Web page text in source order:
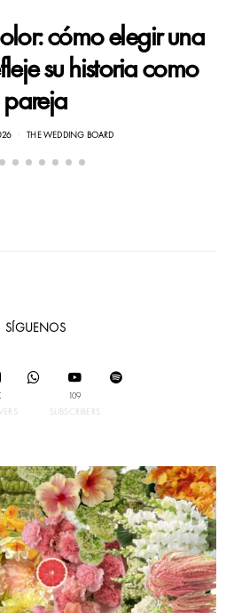
cómo elegir una
su historia como
pareja
THE WEDDING BOARD
SÍGUENOS
109
SUBSCRIBERS